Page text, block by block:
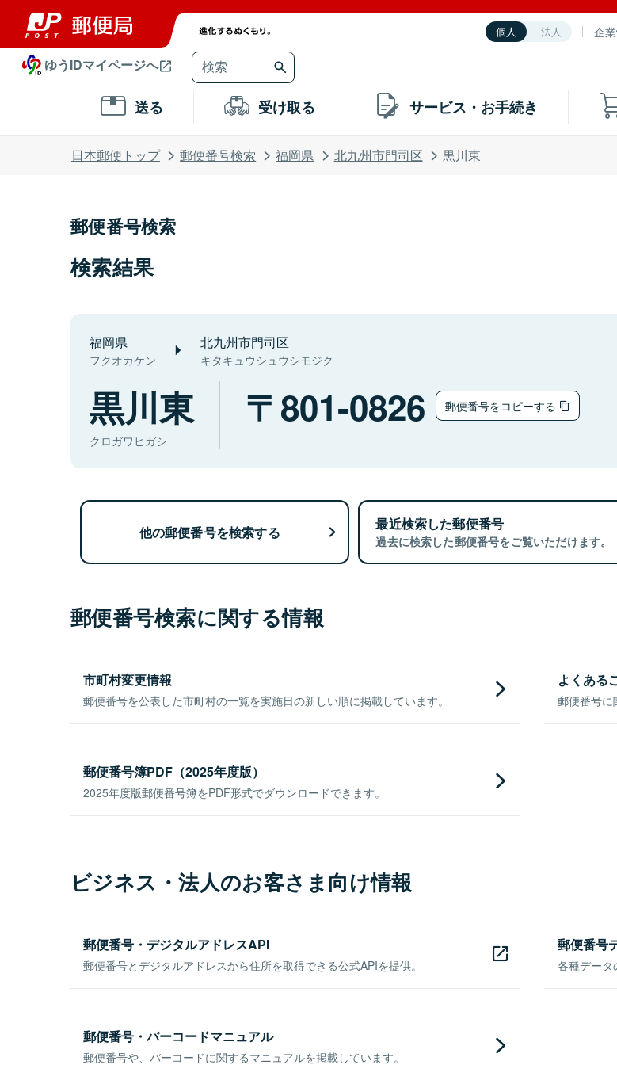
個人 法人 企
ゆうIDマイページへ
送る 受け取る サービス・お手続き
日本郵便トップ 郵便番号検索 福岡県 北九州市門司区 黒川東
郵便番号検索
検索結果
福岡県
フクオカケン
北九州市門司区
キタキュウシュウシモジク
黒川東
クロガワヒガシ
801-0826 郵便番号をコピーする
他の郵便番号を検索する 最近検索した郵便番号
過去に検索した郵便番号をご覧いただけます。
郵便番号検索に関する情報
市町村変更情報
郵便番号を公表した市町村の一覧を実施日の新しい順に掲載しています。
よくある
郵便番号に
郵便番号簿PDF（2025年度版）
2025年度版郵便番号簿をPDF形式でダウンロードできます。
ビジネス・法人のお客さま向け情報
郵便番号・デジタルアドレスAPI
郵便番号とデジタルアドレスから住所を取得できる公式APIを提供。
郵便番号
各種データ
郵便番号・バーコードマニュアル
郵便番号や、バーコードに関するマニュアルを掲載しています。